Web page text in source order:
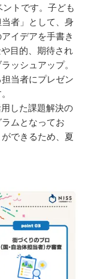
トです。子ども
者」として、身
イデアを手書き
目的、期待され
ッシュアップ。
当者にプレゼン
した課題解決の
ムとなってお
できるため、夏